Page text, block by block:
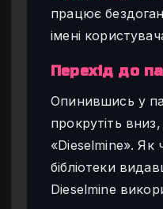
працює
імені
Перехід до
Опинившись у
прокрутіть
«Dieselmine». Як
бібліотеки
Dieselmine